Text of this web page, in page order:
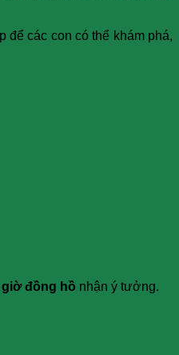
các con có thể khám phá,
giờ đồng hồ nhận ý tưởng.